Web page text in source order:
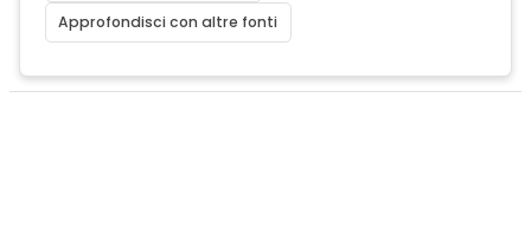
Approfondisci con altre fonti